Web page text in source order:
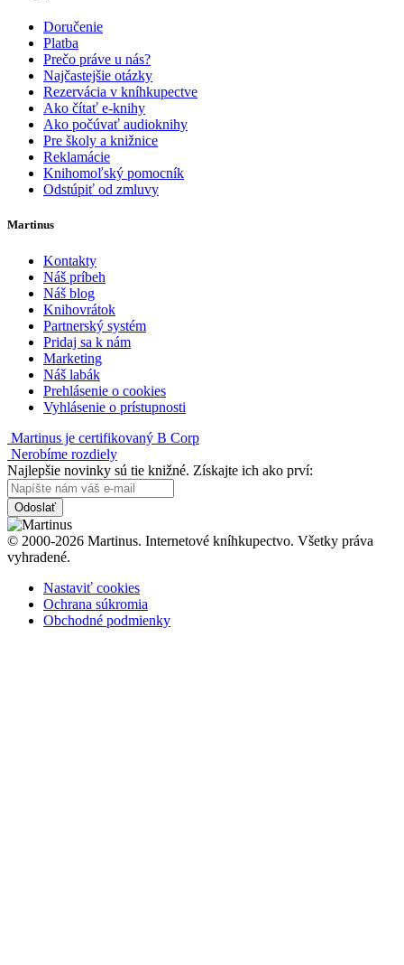
Doručenie
Platba
Prečo práve u nás?
Najčastejšie otázky
Rezervácia v kníhkupectve
Ako čítať e-knihy
Ako počúvať audioknihy
Pre školy a knižnice
Reklamácie
Knihomoľský pomocník
Odstúpiť od zmluvy
Martinus
Kontakty
Náš príbeh
Náš blog
Knihovrátok
Partnerský systém
Pridaj sa k nám
Marketing
Náš labák
Prehlásenie o cookies
Vyhlásenie o prístupnosti
Martinus je certifikovaný B Corp
Nerobíme rozdiely
Najlepšie novinky sú tie knižné. Získajte ich ako prví:
Odoslať
© 2000-2026 Martinus. Internetové kníhkupectvo. Všetky práva
vyhradené.
Nastaviť cookies
Ochrana súkromia
Obchodné podmienky